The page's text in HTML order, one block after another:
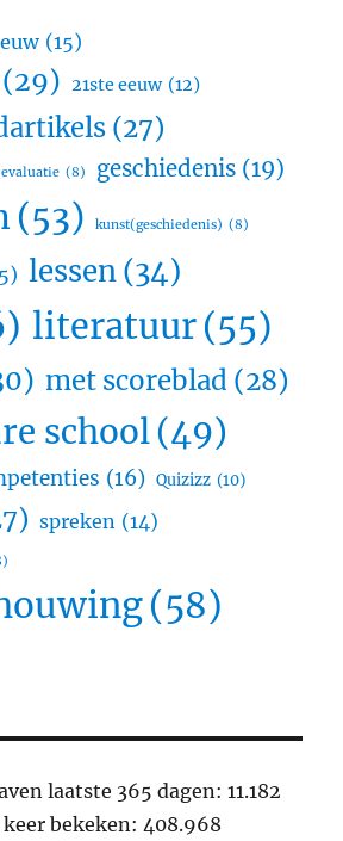
(15)
(29) 21ste eeuw (12)
(27)
evaluatie (8) geschiedenis (19)
(53) kunst(geschiedenis) (8)
lessen(34)
literatuur(55)
met scoreblad (28)
school(49)
(16) Quizizz (10)
spreken (14)
(58)
laatste 365 dagen:11.182
bekeken: 408.968